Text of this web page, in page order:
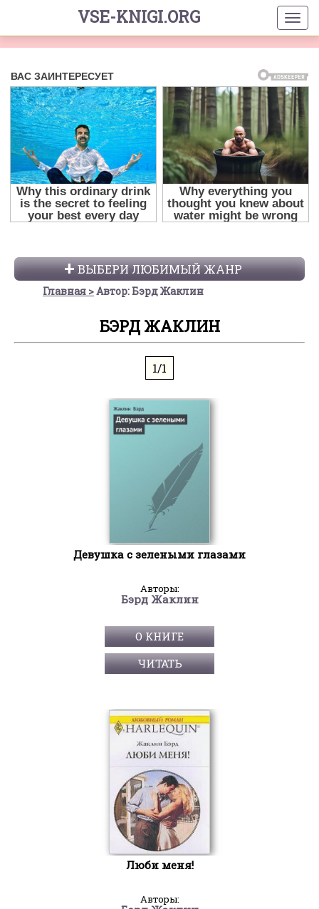
VSE-KNIGI.ORG
ВЫБЕРИ ЛЮБИМЫЙ ЖАНР
Главная Автор: Бэрд Жаклин
БЭРД ЖАКЛИН
1/1
Девушка с зелеными глазами
Авторы:
Бэрд Жаклин
О КНИГЕ
ЧИТАТЬ
Люби меня!
Авторы: